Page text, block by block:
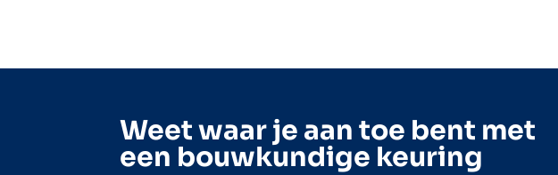
Weet waar je aan toe bent met
een bouwkundige keuring